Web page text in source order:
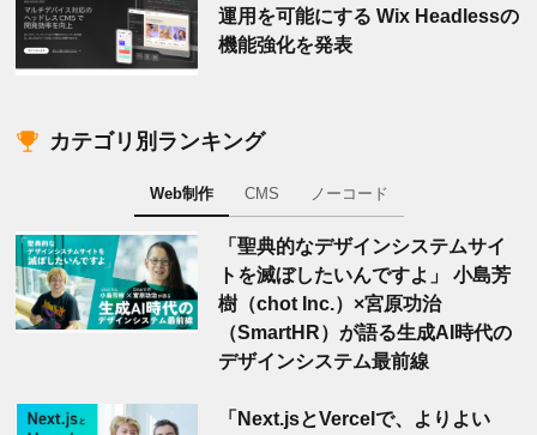
運用を可能にする Wix Headlessの
機能強化を発表
カテゴリ別ランキング
Web制作 CMS ノーコード
「聖典的なデザインシステムサイ
トを滅ぼしたいんですよ」 小島芳
樹（chot Inc.）×宮原功治
（SmartHR）が語る生成AI時代の
デザインシステム最前線
「Next.jsとVercelで、よりよい